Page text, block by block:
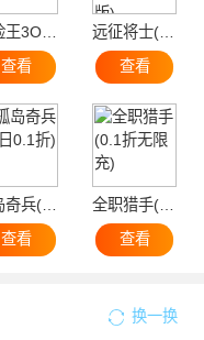
冒险王3OL(0.1折怀旧服)
查看
远征将士(0.1折五神魔免费升级版)
查看
孤岛奇兵(末日0.1折)
查看
全职猎手(0.1折无限充)
查看
换一换